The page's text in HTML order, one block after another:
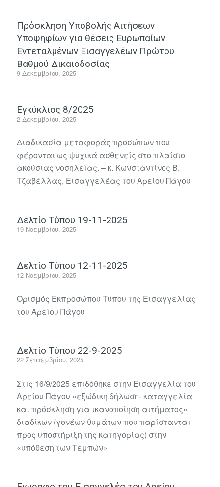
Πρόσκληση Υποβολής Αιτήσεων
Υποψηφίων για θέσεις Ευρωπαίων
Εντεταλμένων Εισαγγελέων Πρώτου
Βαθμού Δικαιοδοσίας
9 Δεκεμβρίου, 2025
Εγκύκλιος 8/2025
2 Δεκεμβρίου, 2025
Διαδικασία μεταφοράς προσώπων που
φέρονται ως ψυχικά ασθενείς στο πλαίσιο
ακούσιας νοσηλείας. – κ. Κωνσταντίνος Β.
Τζαβέλλας, Εισαγγελέας του Αρείου Πάγου
Δελτίο Τύπου 19-11-2025
19 Νοεμβρίου, 2025
Δελτίο Τύπου 12-11-2025
12 Νοεμβρίου, 2025
Ορισμός Εκπροσώπου Τύπου της Εισαγγελίας
του Αρείου Πάγου
Δελτίο Τύπου 22-9-2025
22 Σεπτεμβρίου, 2025
Στις 16/9/2025 επιδόθηκε στην Εισαγγελία του
Αρείου Πάγου «εξώδικη δήλωση- καταγγελία
και πρόσκληση για ικανοποίηση αιτήματος»
διαδίκων (γονέων θυμάτων που παρίστανται
προς υποστήριξη της κατηγορίας) στην
«υπόθεση των Τεμπών»